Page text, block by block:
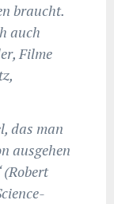
braucht.
auch
Filme
das man
ausgehen
(Robert